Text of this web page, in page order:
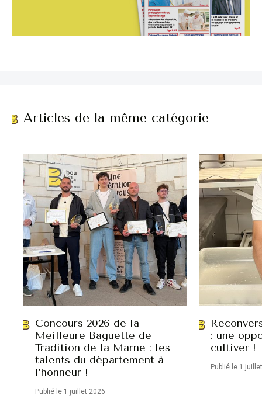
Articles de la même catégorie
Concours 2026 de la
Meilleure Baguette de
Tradition de la Marne : les
talents du département à
l’honneur !
Publié le 1 juillet 2026
: une
cultiver !
Publié le 1